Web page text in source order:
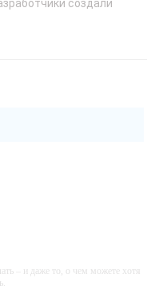
создали
– и даже то, о чем можете хотя